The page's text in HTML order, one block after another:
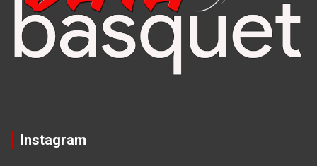
Instagram